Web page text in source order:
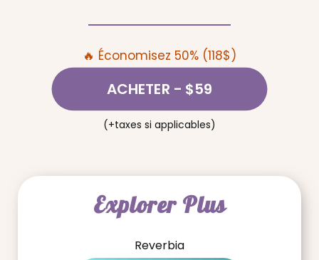
🔥 Économisez 50% (118$)
ACHETER - $59
(+taxes si applicables)
Explorer Plus
Reverbia